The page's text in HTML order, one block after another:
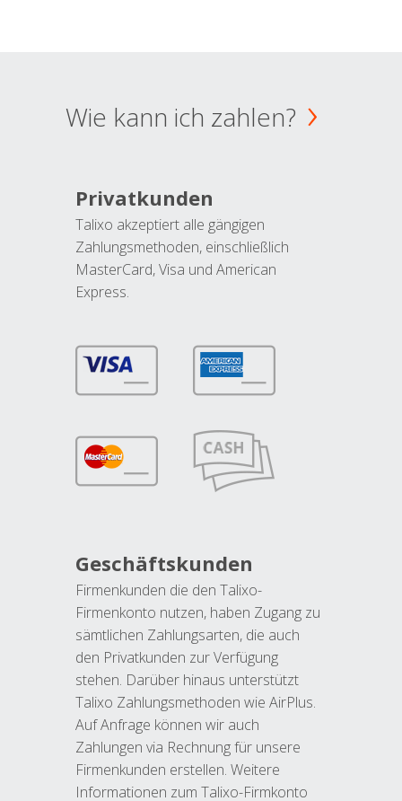
Wie kann ich zahlen?
Privatkunden
Talixo akzeptiert alle gängigen
Zahlungsmethoden, einschließlich
MasterCard, Visa und American
Express.
Geschäftskunden
Firmenkunden die den Talixo-
Firmenkonto nutzen, haben Zugang zu
sämtlichen Zahlungsarten, die auch
den Privatkunden zur Verfügung
stehen. Darüber hinaus unterstützt
Talixo Zahlungsmethoden wie AirPlus.
Auf Anfrage können wir auch
Zahlungen via Rechnung für unsere
Firmenkunden erstellen. Weitere
Informationen zum Talixo-Firmkonto